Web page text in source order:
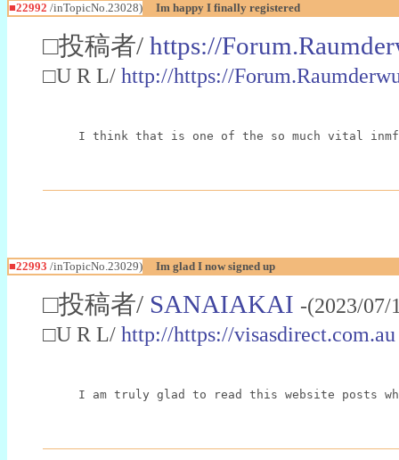
■22992 /inTopicNo.23028) Im happy I finally registered
□投稿者/ https://
□U R L/ http://https://
I think that is one of the so much vital
■22993 /inTopicNo.23029) Im glad I now signed up
□投稿者/ SANAIAKAI -(2023/
□U R L/ http://https://visasdirect.com.au
I am truly glad to read this website posts